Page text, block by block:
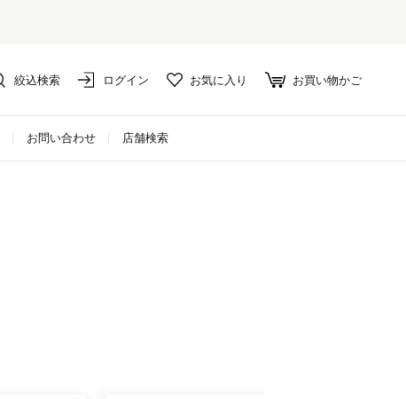
絞込検索 ログイン お気に入り お買い物かご
お問い合わせ 店舗検索